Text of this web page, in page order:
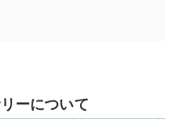
ーについて